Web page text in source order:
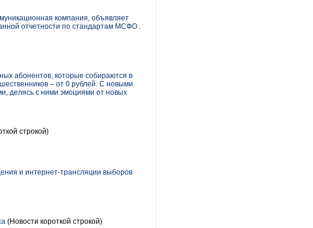
компания, объявляет
отчетности по стандартам МСФО .
абонентов, которые собираются в
– от 0 рублей. С новыми
делясь с ними эмоциями от новых
строкой)
и интернет-трансляции выборов
(Новости короткой строкой)